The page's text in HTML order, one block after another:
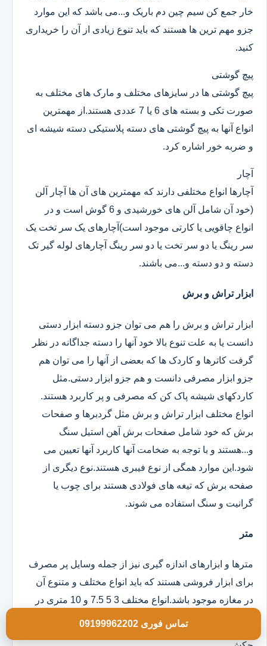
خار جمع کن سیم چین دم باریک و...می باشد که این موارد
جزو مهم ترین ها هستند که باید تنوع زیادی از آن را خریداری
کنید.
پیچ گوشتی
پیچ گوشتی ها در سایزهای مختلف و مارک های مختلف به
صورت تکی و بسته های 6 یا 7 عددی هستند.از مهمترین
انواع آنها به پیچ گوشتی های دسته پلاستیکی دسته شیشه ای
و ضربه خور اشاره کرد.
آچار
آچارها انواع مختلفی دارند که مهمترین های آن ها آچار آلن
(خود آن شامل آلن های خورشیدی و 6 گوش است و در
انواع چاقویی یا کارتی موجود است)آچارهای یک سر تخت یک
سر رینگ یا دو سر تخت یا دو سر رینگ آچارهای لوله گیر تک
دسته و دو دسته و...می باشند.
ابزار تراش و برش
ابزار تراش و برش را هم می توان جزو دسته ابزار دستی
دانست یا به علت تنوع بالا خود آنها را دسته جداگانه در نظر
گرفت کاترها و کاردک ها که بعضی از آنها را می توان هم
جزو ابزار مصرفی دانست و هم جزو ابزار دستی.مثل
کاردکهای شیشه پاک کن که مصرفی و پر کاربرد هستند.
انواع مختلف ابزار تراش و برش مثل گردبرها و صفحات
برش که خود شامل صفحات برش آهن استیل سنگ
و...هستند و با توجه به ضخامت آنها کاربرد آنها تعیین می
شود.این موارد همگی از نوع فیبری هستند.نوع دیگری از
صفحه برش که تیغه های فولادی هستند برای چوب یا
گرانیت و سنگ استفاده می شوند.
متر
مترها و ابزارهای اندازه گیری نیز از جمله وسایل پر مصرف
برای ابزار فروشی هستند که باید انواع مختلف و متنوع آن
در مغازه موجود باشد.انواع مختلف 3 5 7.5 و 10 متری در
مدلهای روکش دار و ساده موجود است.
تماس فوری 09199962202